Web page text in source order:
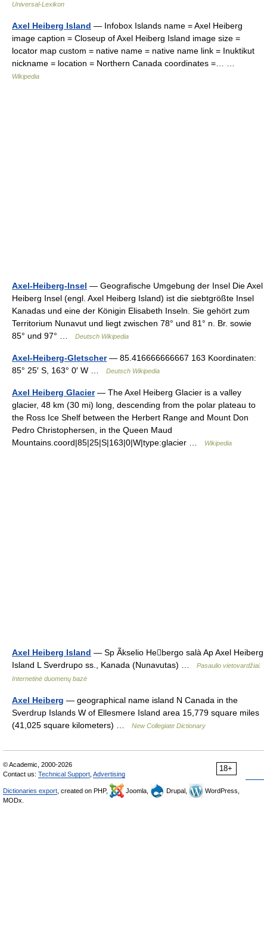
Universal-Lexikon
Axel Heiberg Island — Infobox Islands name = Axel Heiberg
image caption = Closeup of Axel Heiberg Island image size =
locator map custom = native name = native name link = Inuktikut
nickname = location = Northern Canada coordinates =… …
Wikipedia
Axel-Heiberg-Insel — Geografische Umgebung der Insel Die Axel
Heiberg Insel (engl. Axel Heiberg Island) ist die siebtgrößte Insel
Kanadas und eine der Königin Elisabeth Inseln. Sie gehört zum
Territorium Nunavut und liegt zwischen 78° und 81° n. Br. sowie
85° und 97° …
Deutsch Wikipedia
Axel-Heiberg-Gletscher— 85.416666666667 163 Koordinaten:
85° 25′ S, 163° 0′ W …
Deutsch Wikipedia
Axel Heiberg Glacier— The Axel Heiberg Glacier is a valley
glacier, 48 km (30 mi) long, descending from the polar plateau to
the Ross Ice Shelf between the Herbert Range and Mount Don
Pedro Christophersen, in the Queen Maud
Mountains.coord|85|25|S|163|0|W|type:glacier …
Wikipedia
Axel Heiberg Island — Sp Ãkselio Hebergo salà Ap Axel Heiberg
Island L Sverdrupo ss., Kanada (Nunavutas) …
Pasaulio vietovardžiai.
Internetinė duomenų bazė
Axel Heiberg — geographical name island N Canada in the
Sverdrup Islands W of Ellesmere Island area 15,779 square miles
(41,025 square kilometers) …
New Collegiate Dictionary
18+
© Academic, 2000-2026
Contact us: Technical Support Advertising
Dictionaries export , created on PHP, Joomla, Drupal,
WordPress,
MODx.